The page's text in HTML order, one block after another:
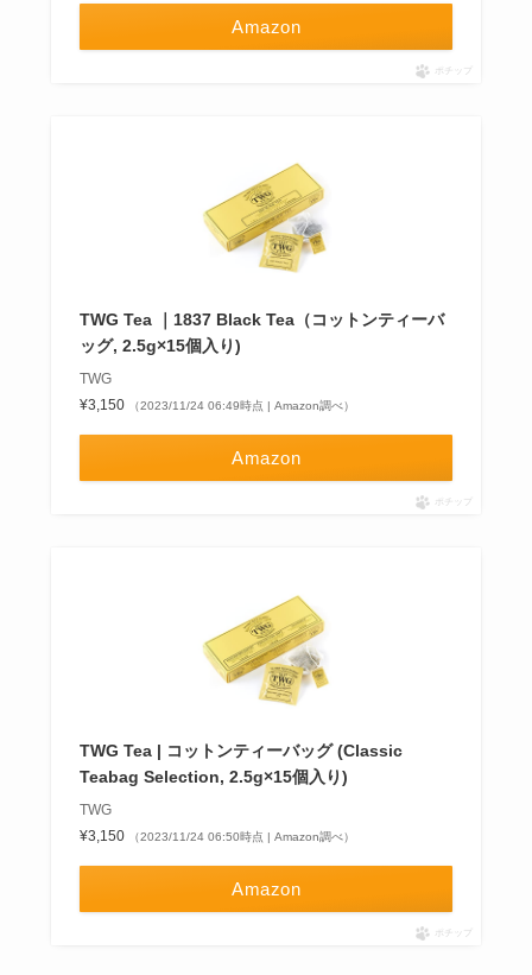
Amazon
ポチップ
TWG Tea ｜1837 Black Tea（コットンティーバ
ッグ, 2.5g×15個入り)
TWG
¥3,150
（2023/11/24 06:49時点 | Amazon調べ）
Amazon
ポチップ
TWG Tea | コットンティーバッグ (Classic
Teabag Selection, 2.5g×15個入り)
TWG
¥3,150
（2023/11/24 06:50時点 | Amazon調べ）
Amazon
ポチップ